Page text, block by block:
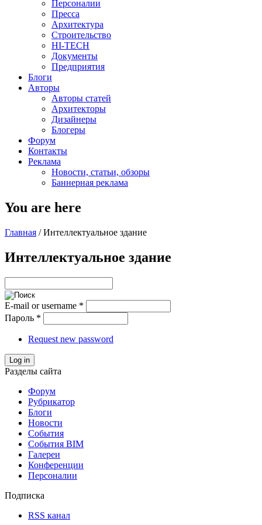
Персоналии
Пресса
Архитектура
Строительство
HI-TECH
Документы
Предприятия
Блоги
Авторы
Авторы статей
Архитекторы
Дизайнеры
Блогеры
Форум
Контакты
Реклама
Новости, статьи, обзоры
Баннерная реклама
You are here
Главная / Интеллектуальное здание
Интеллектуальное здание
E-mail or username *
Пароль *
Request new password
Log in
Разделы сайта
Форум
Рубрикатор
Блоги
Новости
События
События BIM
Галереи
Конференции
Персоналии
Подписка
RSS канал